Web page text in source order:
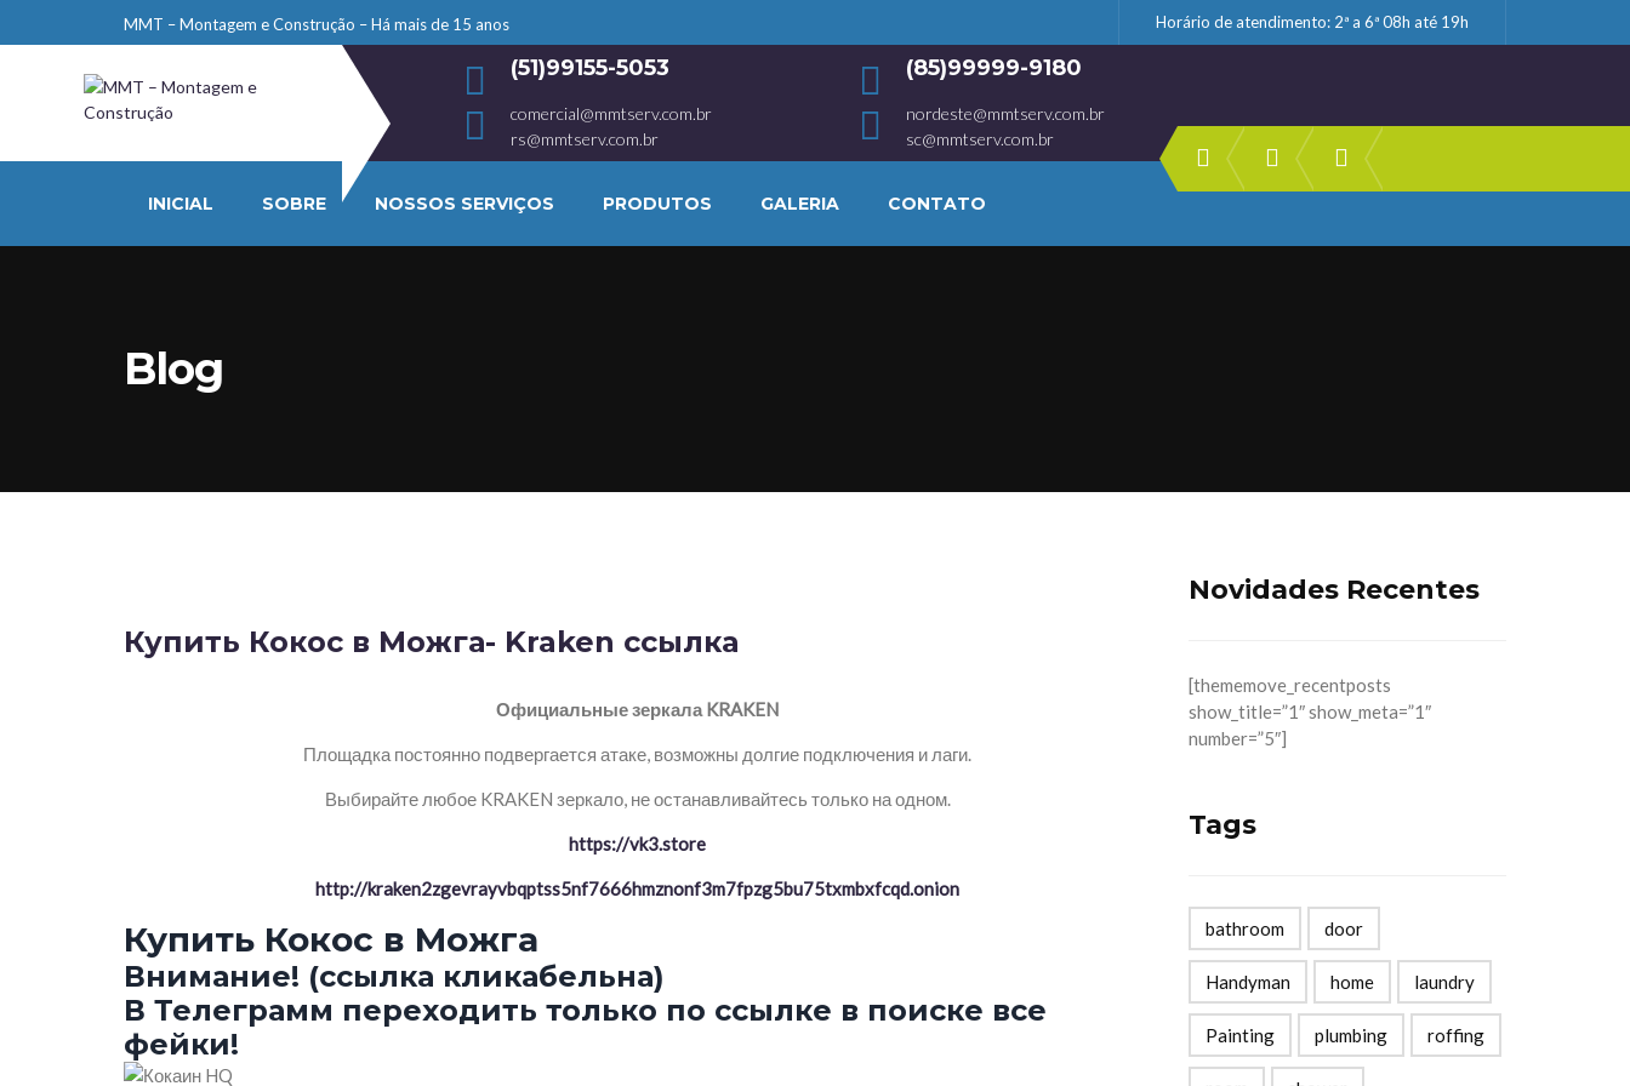
MMT – Montagem e Construção – Há mais de 15 anos Horário de atendimento: 2ª a 6ª 08h até 19h
(51)99155-5053 (85)99999-9180
comercial@mmtserv.com.br
rs@mmtserv.com.br
nordeste@mmtserv.com.br
sc@mmtserv.com.br
INICIAL SOBRE NOSSOS SERVIÇOS PRODUTOS GALERIA CONTATO
Blog
Купить Кокос в Можга- Kraken ссылка
Официальные зеркала KRAKEN
Площадка постоянно подвергается атаке, возможны долгие подключения и лаги.
Выбирайте любое KRAKEN зеркало, не останавливайтесь только на одном.
https://vk3.store
http://kraken2zgevrayvbqptss5nf7666hmznonf3m7fpzg5bu75txmbxfcqd.onion
Купить Кокос в Можга
Внимание! (ссылка кликабельна)
В Телеграмм переходить только по ссылке в поиске все
фейки!
Novidades Recentes
[thememove_recentposts
show_title=”1″ show_meta=”1″
number=”5″]
Tags
bathroom door
Handyman home laundry
Painting plumbing roffing